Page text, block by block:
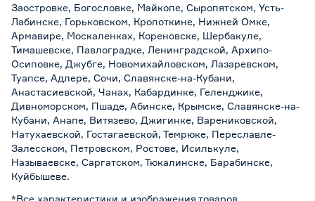
Заостровке, Богословке, Майкопе, Сыропятском, Усть-
Лабинске, Горьковском, Кропоткине, Нижней Омке,
Армавире, Москаленках, Кореновске, Шербакуле,
Тимашевске, Павлоградке, Ленинградской, Архипо-
Осиповке, Джубге, Новомихайловском, Лазаревском,
Туапсе, Адлере, Сочи, Славянске-на-Кубани,
Анастасиевской, Чанах, Кабардинке, Геленджике,
Дивноморском, Пшаде, Абинске, Крымске, Славянске-на-
Кубани, Анапе, Витязево, Джигинке, Варениковской,
Натухаевской, Гостагаевской, Темрюке, Переславле-
Залесском, Петровском, Ростове, Исилькуле,
Называевске, Саргатском, Тюкалинске, Барабинске,
Куйбышеве.
*Все характеристики и изображения товаров